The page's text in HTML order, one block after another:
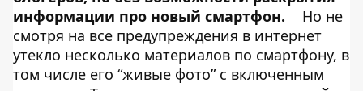
информации про новый смартфон.
Но не
смотря на все предупреждения в интернет
утекло несколько материалов по смартфону, в
том числе его “живые фото” с включенным